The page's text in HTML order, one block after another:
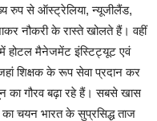
रुप से ऑस्ट्रेलिया, न्यूजीलैंड,
नौकरी के रास्ते खोलते हैं। वहीं
होटल मैनेजमेंट इंस्टिट्यूट एवं
शिक्षक के रूप सेवा प्रदान कर
का गौरव बढ़ा रहे हैं। सबसे खास
चयन भारत के सुप्रसिद्ध ताज